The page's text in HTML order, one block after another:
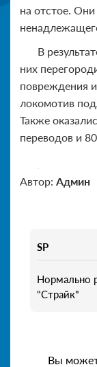
на отстое.
В
них
повреждения
локомотив
Также
переводов и
Автор: Админ
SP
Нормально
"Страйк"
Вы